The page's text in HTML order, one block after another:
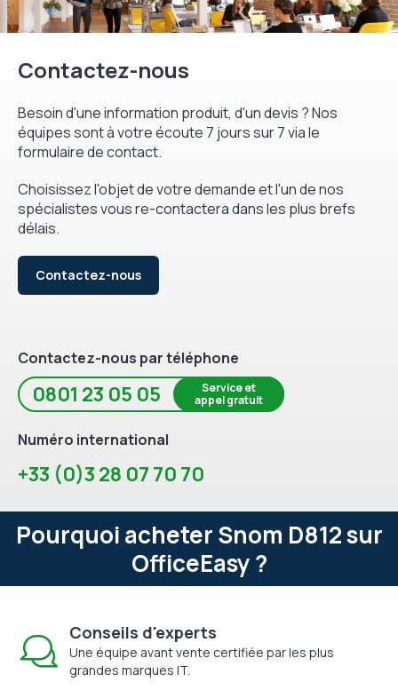
Contactez-nous
Besoin d'une information produit, d'un devis ? Nos
équipes sont à votre écoute 7 jours sur 7 via le
formulaire de contact.
Choisissez l'objet de votre demande et l'un de nos
spécialistes vous re-contactera dans les plus brefs
délais.
Contactez-nous
Contactez-nous par téléphone
0801 23 05 05
Service et
appel gratuit
Numéro international
+33 (0)3 28 07 70 70
Pourquoi acheter Snom D812 sur
OfficeEasy ?
Conseils d'experts
Une équipe avant vente certifiée par les plus
grandes marques IT.